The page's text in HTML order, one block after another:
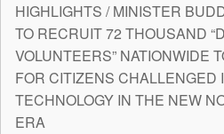
HIGHLIGHTS / MINISTER
TO RECRUIT 72 THOUSAND
VOLUNTEERS” NATIONWIDE
FOR CITIZENS CHALLENGED
TECHNOLOGY IN THE NEW
ERA